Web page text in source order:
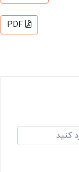
PDF